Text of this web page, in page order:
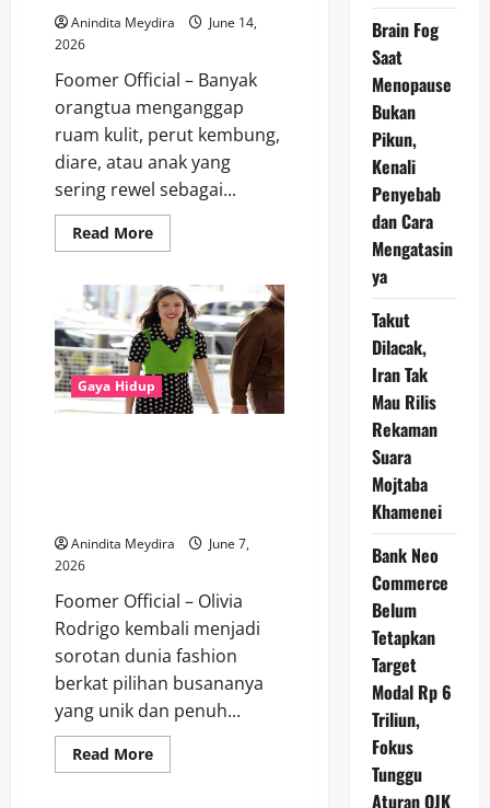
Anindita Meydira
June 14,
2026
Foomer Official – Banyak
orangtua menganggap
ruam kulit, perut kembung,
diare, atau anak yang
sering rewel sebagai...
Read MoreRead
more
Konsultasi
ke
Dokter
untuk
Menangani
Anak
dengan
Alergi
Susu
Gaya Hidup
Anindita Meydira
June 7,
2026
Foomer Official – Olivia
Rodrigo kembali menjadi
sorotan dunia fashion
berkat pilihan busananya
yang unik dan penuh...
Read MoreRead
more
Brain Fog
Saat
Menopause
Bukan
Pikun,
Kenali
Penyebab
dan Cara
Mengatasin
ya
Takut
Dilacak,
Iran Tak
Mau Rilis
Rekaman
Suara
Mojtaba
Khamenei
Bank Neo
Commerce
Belum
Tetapkan
Target
Modal Rp 6
Triliun,
Fokus
Tunggu
Aturan OJK